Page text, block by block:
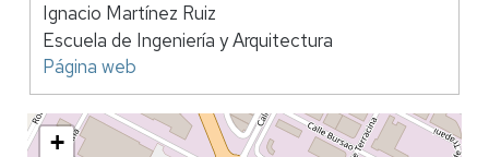
Ignacio Martínez Ruiz
Escuela de Ingeniería y Arquitectura
Página web
+